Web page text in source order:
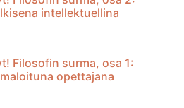
intellektuellina
Filosofin surma, osa 1:
opettajana